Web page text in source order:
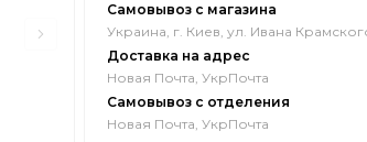
Самовывоз с магазина
Украина, г. Киев, ул. Ивана
Доставка на адрес
Новая Почта, УкрПочта
Самовывоз с отделения
Новая Почта, УкрПочта